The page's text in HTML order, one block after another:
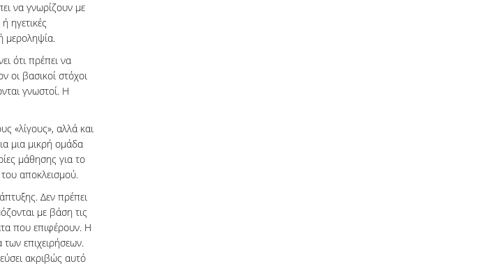
να γνωρίζουν με
ηγετικές
μεροληψία.
ότι πρέπει να
οι βασικοί στόχοι
γνωστοί. Η
«λίγους», αλλά και
μια μικρή ομάδα
μάθησης για το
αποκλεισμού.
Δεν πρέπει
με βάση τις
που επιφέρουν. Η
των επιχειρήσεων.
ακριβώς αυτό